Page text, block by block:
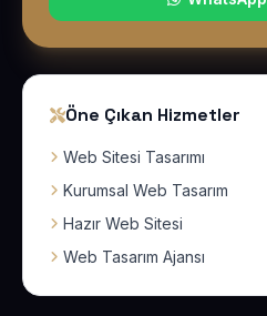
Öne Çıkan Hizmetler
Web Sitesi Tasarımı
Kurumsal Web Tasarım
Hazır Web Sitesi
Web Tasarım Ajansı